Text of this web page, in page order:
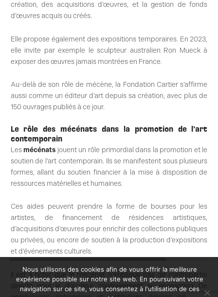
création, des acquisitions d’œuvres, et la gestion de fonds
d’œuvres acquis ou créés.
Elle propose également des expositions temporaires. En 2023,
elle invite par exemple le sculpteur australien Ron Mueck à
exposer des œuvres jamais montrées en France.
Au-delà de son rôle de mécène, la Fondation Cartier s’affirme
aussi comme un éditeur d’art depuis sa création, avec plus de
150 ouvrages publiés à ce jour.
Le rôle des mécénats dans la promotion de l’art
contemporain
Les mécénats jouent un rôle primordial dans la promotion et le
soutien de l’art contemporain. Ils se manifestent sous plusieurs
formes, allant du soutien financier à la mise à disposition de
ressources matérielles et humaines.
Ces aides peuvent prendre la forme de bourses pour les
artistes, de financement de résidences artistiques,
d’acquisitions d’œuvres pour enrichir des collections publiques
ou privées, ou encore de soutien à la production d’expositions
et d’événements culturels.
Il est à noter que le mécénat n’implique pas de contrepartie
directe pour le donateur, contrairement au sponsoring. De
Nous utilisons des cookies afin de vous offrir la meilleure
expérience possible sur notre site web. En poursuivant votre
navigation sur ce site, vous consentez à l'utilisation de ces